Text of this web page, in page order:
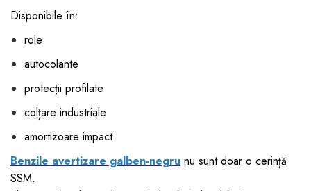
Disponibile în:
role
autocolante
protecții profilate
colțare industriale
amortizoare impact
Benzile avertizare galben-negru nu sunt doar o cerință
SSM.